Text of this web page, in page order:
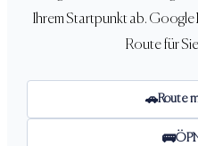
Ihrem Startpunkt ab.
Route für
🚗Route
🚌